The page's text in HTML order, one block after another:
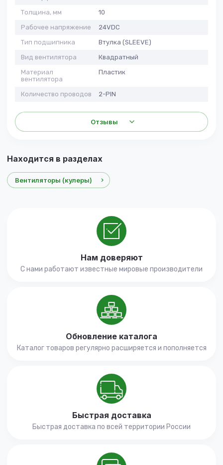
Толщина, мм
10
Рабочее напряжение
24VDC
Тип подшипника
Втулка (SLEEVE)
Вид вентилятора
Квадратный
Материал
вентилятора
Пластик
Количество проводов 2-PIN
Отзывы
Находится в разделах
Вентиляторы (кулеры)
Нам доверяют
С нами работают известные мировые производители
Обновление каталога
Каталог товаров регулярно расширяется и пополняется
Быстрая доставка
Быстрая доставка по всей территории России